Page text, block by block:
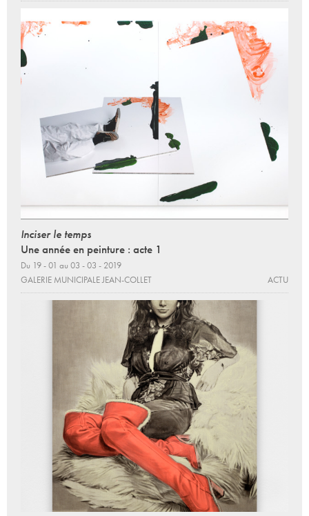
Inciser le temps
Une année en peinture : acte 1
Du 19 - 01 au 03 - 03 - 2019
GALERIE MUNICIPALE JEAN-COLLET
ACTU